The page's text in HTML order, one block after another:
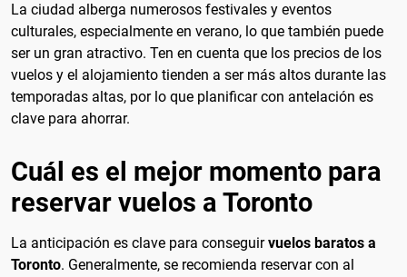
La ciudad alberga numerosos festivales y eventos
culturales, especialmente en verano, lo que también puede
ser un gran atractivo. Ten en cuenta que los precios de los
vuelos y el alojamiento tienden a ser más altos durante las
temporadas altas, por lo que planificar con antelación es
clave para ahorrar.
Cuál es el mejor momento para
reservar vuelos a Toronto
La anticipación es clave para conseguirvuelos baratos a
Toronto. Generalmente, se recomienda reservar con al